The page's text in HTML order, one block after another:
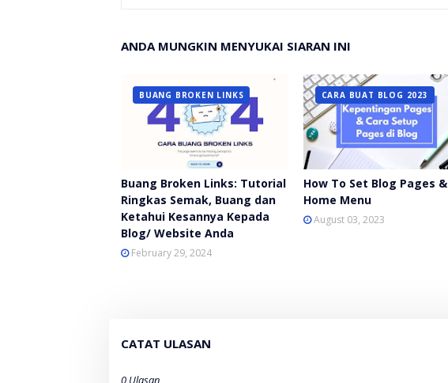
ANDA MUNGKIN MENYUKAI SIARAN INI
BUANG BROKEN LINKS
Buang Broken Links: Tutorial
Ringkas Semak, Buang dan
Ketahui Kesannya Kepada
Blog/ Website Anda
February 29, 2024
CARA BUAT BLOG 2023
How To Set Blog Pages &
Home Menu
August 03, 2023
CATAT ULASAN
0 Ulasan